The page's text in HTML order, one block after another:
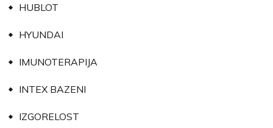
HUBLOT
HYUNDAI
IMUNOTERAPIJA
INTEX BAZENI
IZGORELOST